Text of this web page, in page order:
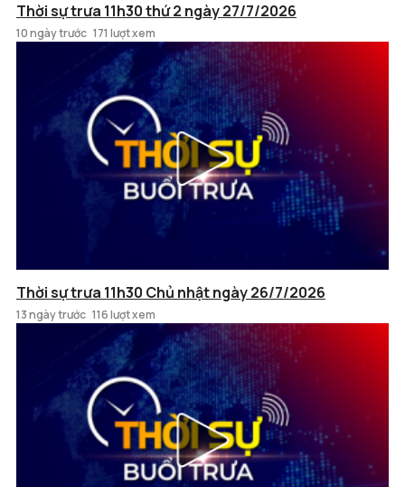
Thời sự trưa 11h30 thứ 2 ngày 27/7/2026
10 ngày trước 171 lượt xem
Thời sự trưa 11h30 Chủ nhật ngày 26/7/2026
13 ngày trước 116 lượt xem